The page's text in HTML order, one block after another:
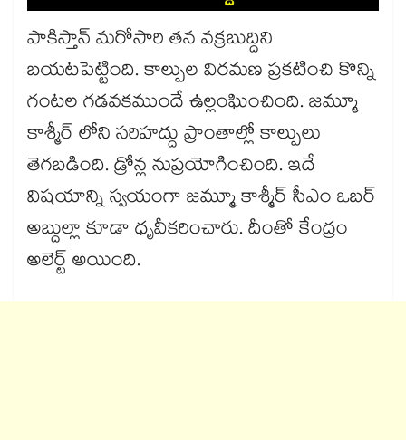
పాకిస్తాన్ మరోసారి తన వక్రబుద్దిని
బయటపెట్టింది. కాల్పుల విరమణ ప్రకటించి కొన్ని
గంటల గడవకముందే ఉల్లంఘించింది. జమ్మూ
కాశ్మీర్ లోని సరిహద్దు ప్రాంతాల్లో కాల్పులు
తెగబడింది. డ్రోన్ల నుప్రయోగించింది. ఇదే
విషయాన్ని స్వయంగా జమ్మూ కాశ్మీర్ సీఎం ఒబర్
అబ్దుల్లా కూడా ధృవీకరించారు. దీంతో కేంద్రం
అలెర్ట్ అయింది.